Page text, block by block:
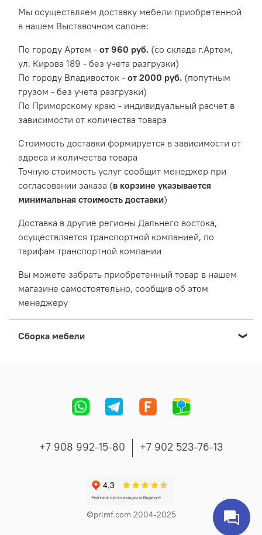
Мы осуществляем доставку мебели приобретенной
в нашем Выставочном салоне:
По городу Артем - от 960 руб. (со склада г.Артем,
ул. Кирова 189 - без учета разгрузки)
По городу Владивосток - от 2000 руб. (попутным
грузом - без учета разгрузки)
По Приморскому краю - индивидуальный расчет в
зависимости от количества товара
Cтоимость доставки формируется в зависимости от
адреса и количества товара
Точную стоимость услуг сообщит менеджер при
согласовании заказа (в корзине указывается
минимальная стоимость доставки)
Доставка в другие регионы Дальнего востока,
осуществляется транспортной компанией, по
тарифам транспортной компании
Вы можете забрать приобретенный товар в нашем
магазине самостоятельно, сообщив об этом
менеджеру
Сборка мебели
Cтоимость сборки формируется в зависимости от
адреса, вида и количества мебели.
время согласования заказа.
+7 908 992-15-80 +7 902 523-76-13
©primf.com 2004-2025